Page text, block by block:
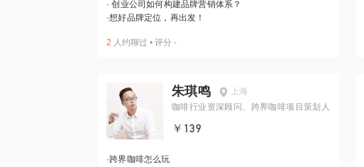
· 创业公司如何构建品牌营销体系？
·想好品牌定位，再出发！
2 人约聊过 • 评分 -
朱琪鸣
上海
咖啡行业资深顾问、跨界咖啡项目策划人
￥139
·跨界咖啡怎么玩